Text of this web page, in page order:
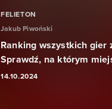
FELIETON
Jakub Piwoński
Ranking wszystkich gier
Sprawdź, na którym
14.10.2024